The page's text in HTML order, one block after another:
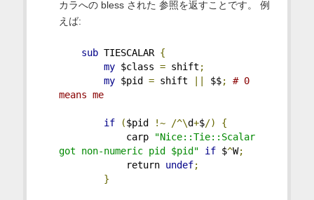
カラへの bless された 参照を返すことです。 例
えば:
sub TIESCALAR {
my $class = shift ;
my $pid = shift $$;
# 0
means me
if ($pid !~ /^\d+$/)
{
carp
"Nice::Tie::Scalar
got non-numeric pid $pid"
if $^W;
return undef;
}